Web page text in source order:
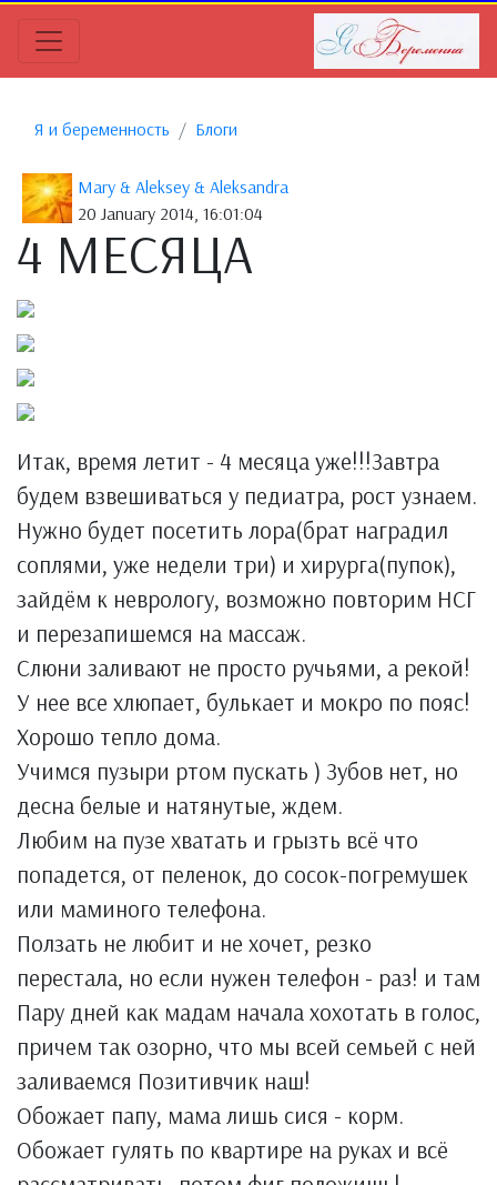
Я и беременность Блоги
Mary & Aleksey & Aleksandra
20 January 2014, 16:01:04
4 МЕСЯЦА
Итак, время летит - 4 месяца уже!!!Завтра
будем взвешиваться у педиатра, рост узнаем.
Нужно будет посетить лора(брат наградил
соплями, уже недели три) и хирурга(пупок),
зайдём к неврологу, возможно повторим НСГ
и перезапишемся на массаж.
Слюни заливают не просто ручьями, а рекой!
У нее все хлюпает, булькает и мокро по пояс!
Хорошо тепло дома.
Учимся пузыри ртом пускать ) Зубов нет, но
десна белые и натянутые, ждем.
Любим на пузе хватать и грызть всё что
попадется, от пеленок, до сосок-погремушек
или маминого телефона.
Ползать не любит и не хочет, резко
перестала, но если нужен телефон - раз! и там
Пару дней как мадам начала хохотать в голос,
причем так озорно, что мы всей семьей с ней
заливаемся Позитивчик наш!
Обожает папу, мама лишь сися - корм.
Обожает гулять по квартире на руках и всё